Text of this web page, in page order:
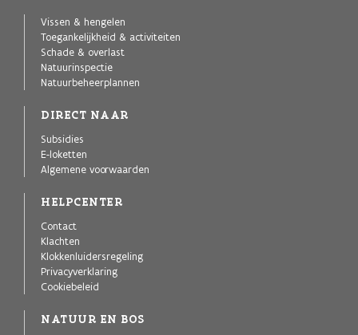
Vissen & hengelen
Toegankelijkheid & activiteiten
Schade & overlast
Natuurinspectie
Natuurbeheerplannen
DIRECT NAAR
Subsidies
E-loketten
Algemene voorwaarden
HELPCENTER
Contact
Klachten
Klokkenluidersregeling
Privacyverklaring
Cookiebeleid
NATUUR EN BOS